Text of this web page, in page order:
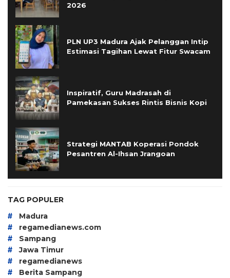
2026
PLN UP3 Madura Ajak Pelanggan Intip
Estimasi Tagihan Lewat Fitur Swacam
Inspiratif, Guru Madrasah di
Pamekasan Sukses Rintis Bisnis Kopi
Strategi MANTAB Koperasi Pondok
Pesantren Al-Ihsan Jrangoan
TAG POPULER
# Madura
# regamedianews.com
# Sampang
# Jawa Timur
# regamedianews
# Berita Sampang